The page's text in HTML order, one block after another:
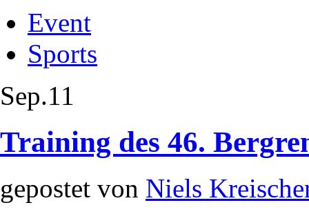
Event
Sports
Sep.11
Training des 46.
gepostet von Niels